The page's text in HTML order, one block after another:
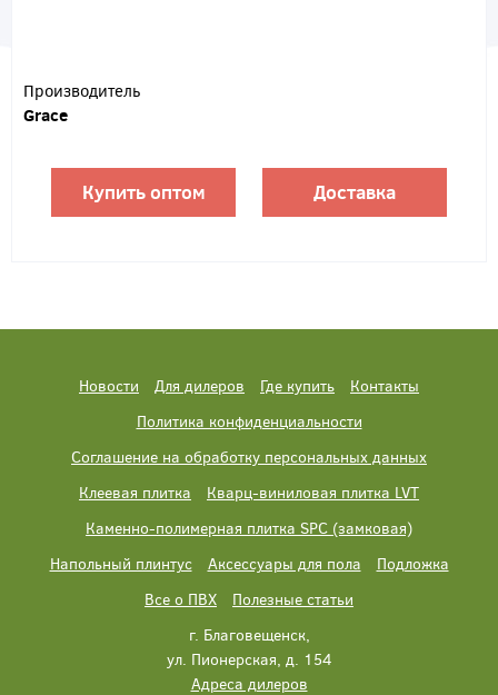
Производитель
Grace
Купить оптом Доставка
Новости Для дилеров Где купить
Контакты
Политика конфиденциальности
Соглашение на обработку персональных данных
Клеевая плитка
Кварц-виниловая плитка LVT
Каменно-полимерная плитка SPC (замковая)
Напольный плинтус
Аксессуары для пола
Подложка
Все о ПВХ
Полезные статьи
г. Благовещенск,
ул. Пионерская, д. 154
Адреса дилеров